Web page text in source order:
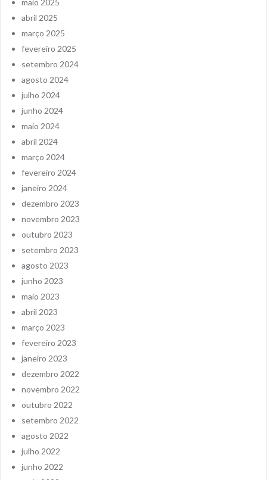
maio 2025
abril 2025
março 2025
fevereiro 2025
setembro 2024
agosto 2024
julho 2024
junho 2024
maio 2024
abril 2024
março 2024
fevereiro 2024
janeiro 2024
dezembro 2023
novembro 2023
outubro 2023
setembro 2023
agosto 2023
junho 2023
maio 2023
abril 2023
março 2023
fevereiro 2023
janeiro 2023
dezembro 2022
novembro 2022
outubro 2022
setembro 2022
agosto 2022
julho 2022
junho 2022